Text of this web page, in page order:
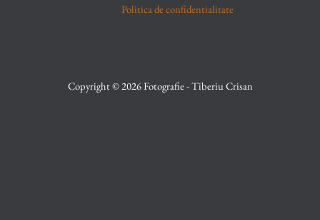
Politica de confidentialitate
Copyright © 2026 Fotografie - Tiberiu Crisan